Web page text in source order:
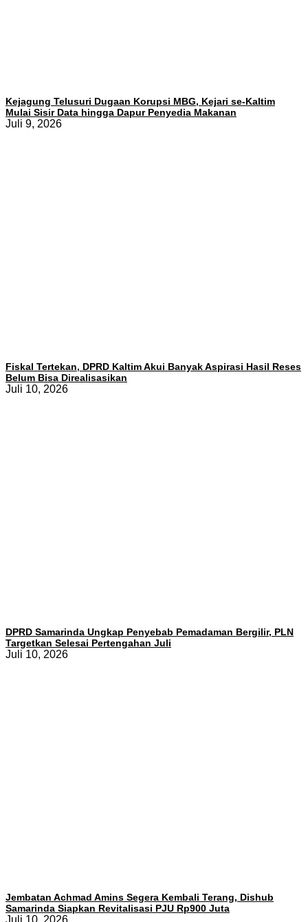
Kejagung Telusuri Dugaan Korupsi MBG, Kejari se-Kaltim
Mulai Sisir Data hingga Dapur Penyedia Makanan
Juli 9, 2026
Fiskal Tertekan, DPRD Kaltim Akui Banyak Aspirasi Hasil Reses
Belum Bisa Direalisasikan
Juli 10, 2026
DPRD Samarinda Ungkap Penyebab Pemadaman Bergilir, PLN
Targetkan Selesai Pertengahan Juli
Juli 10, 2026
Jembatan Achmad Amins Segera Kembali Terang, Dishub
Samarinda Siapkan Revitalisasi PJU Rp900 Juta
Juli 10, 2026